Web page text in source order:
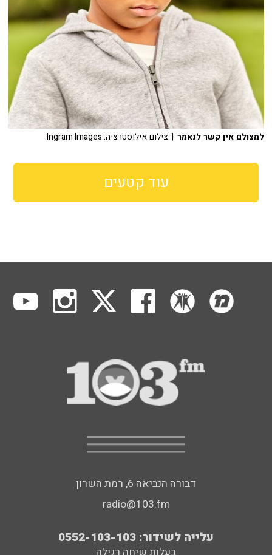
למצולם אין קשר לנאמר | צילום אילוסטרציה: Ingram Images
עוד קטעים
דבורה הנביאה 6, רמת השרון
radio@103.fm
עלייה לשידור: 0552-103-103